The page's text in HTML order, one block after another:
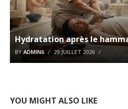
Hydratation après le
BY ADMIN6 29 JUILLET 2026
YOU MIGHT ALSO LIKE